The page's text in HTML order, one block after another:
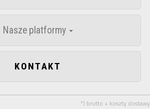
Nasze platformy
KONTAKT
*) brutto + koszty dostawy